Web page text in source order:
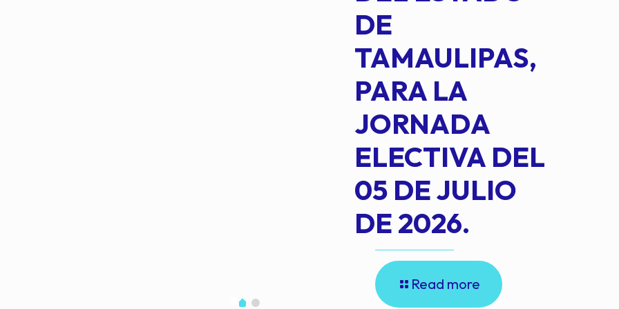
DE
TAMAULIPAS,
PARA LA
JORNADA
ELECTIVA DEL
05 DE JULIO
DE 2026.
Read more